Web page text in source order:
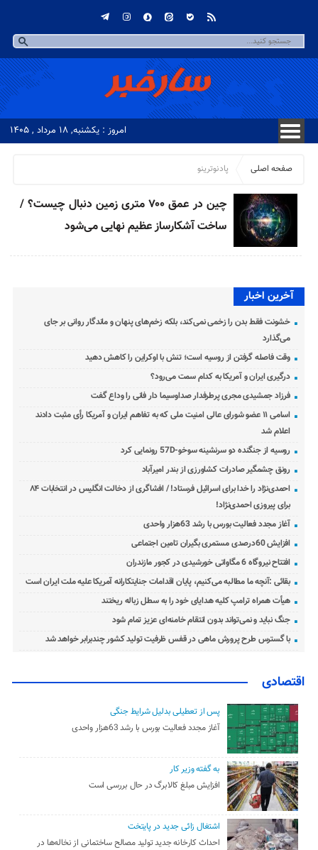
امروز : یکشنبه, ۱۸ مرداد , ۱۴۰۵
صفحه اصلی پادنوترینو
چین در عمق ۷۰۰ متری زمین دنبال چیست؟ /
ساخت آشکارساز عظیم نهایی می‌شود
آخرین اخبار
خشونت فقط بدن را زخمی نمی‌کند، بلکه زخم‌های پنهان و ماندگار روانی بر جای
می‌گذارد
وقت فاصله گرفتن از روسیه است؛ تنش با اوکراین را کاهش دهید
درگیری ایران و آمریکا به کدام سمت می‌رود؟
فرزاد جمشیدی مجری پرطرفدار صداوسیما دار فانی را وداع گفت
اسامی ۱۱ عضو شورای عالی امنیت ملی که به تفاهم ایران و آمریکا رأی مثبت دادند
اعلام شد
روسیه از جنگنده دو سرنشینه سوخو-57D رونمایی کرد
رونق چشمگیر صادرات کشاورزی از بندر امیرآباد
احمدی‌نژاد را خدا برای اسرائیل فرستاد! / افشاگری از دخالت انگلیس در انتخابات ۸۴
برای پیروزی احمدی‌نژاد!
آغاز مجدد فعالیت بورس با رشد 63هزار واحدی
افزایش 60درصدی مستمری بگیران تامین اجتماعی
افتتاح نیروگاه 6 مگاواتی خورشیدی در کجور مازندران
بقائی :آنچه ما مطالبه می‌کنیم، پایان اقدامات جنایتکارانه آمریکا علیه ملت ایران است
هیأت همراه ترامپ کلیه هدایای خود را به سطل زباله ریختند
جنگ نباید و نمی‌تواند بدون انتقام خامنه‌ای عزیز تمام شود
با گسترس طرح پرورش ماهی در قفس ظرفیت تولید کشور چندبرابر خواهد شد
اقتصادی
پس از تعطیلی بدلیل شرایط جنگی
آغاز مجدد فعالیت بورس با رشد 63هزار واحدی
به گفته وزیر کار
افزایش مبلغ کالابرگ در حال بررسی است
اشتغال زائی جدید در پایتخت
احداث کارخانه جدید تولید مصالح ساختمانی از نخاله‌ها در